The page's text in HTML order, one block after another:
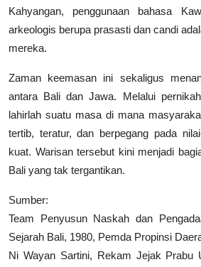
Kahyangan, penggunaan bahasa
arkeologis berupa prasasti dan candi
mereka.
Zaman keemasan ini sekaligus
antara Bali dan Jawa. Melalui
lahirlah suatu masa di mana
tertib, teratur, dan berpegang pada
kuat. Warisan tersebut kini menjadi
Bali yang tak tergantikan.
Sumber:
Team Penyusun Naskah dan
Sejarah Bali, 1980, Pemda Propinsi
Ni Wayan Sartini, Rekam Jejak Prabu